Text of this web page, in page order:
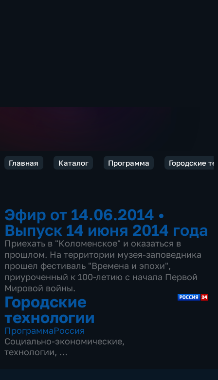
Главная Каталог Программа Городские
Эфир от 14.06.2014 •
Выпуск 14 июня 2014 года
Приехать в "Коломенское" и оказаться в
прошлом. На территории музея-заповедника
прошел фестиваль "Времена и эпохи",
приуроченный к 100-летию с начала Первой
Мировой войны.
Городские
технологии
ПрограммаРоссия
Социально-экономические,
технологии,